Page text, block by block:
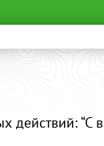
действий: “С